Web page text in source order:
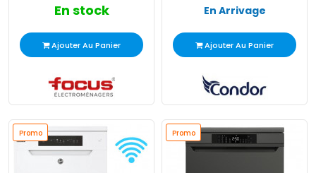
En stock
Ajouter Au Panier
En Arrivage
Ajouter Au Panier
Promo Promo